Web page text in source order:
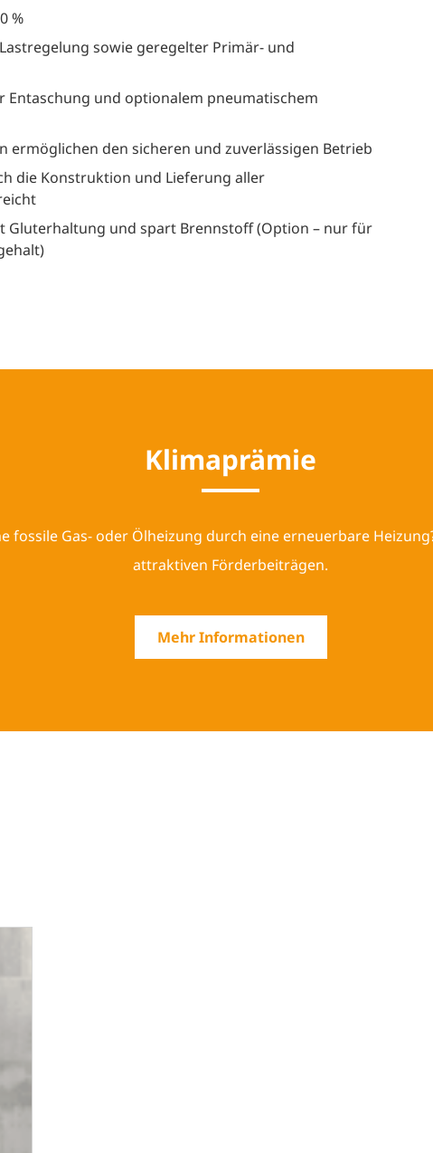
%
sowie geregelter Primär- und
und optionalem pneumatischem
den sicheren und zuverlässigen Betrieb
die Konstruktion und Lieferung aller
und spart Brennstoff (Option – nur für
Kli­ma­prä­mie
fossile Gas- oder Ölheizung durch eine erneuerbare
attraktiven Förderbeiträgen.
Mehr Informationen